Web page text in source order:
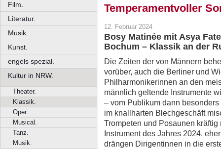
Film.
Literatur.
Musik.
Kunst.
engels spezial.
Kultur in NRW.
Theater.
Klassik.
Oper.
Musical.
Tanz.
Musik.
Temperamentvoller
12. Februar 2024
Bosy Matinée mit Asya
Bochum – Klassik an der
Die Zeiten der von Männern
vorüber, auch die Berliner und
Philharmonikerinnen an den
männlich geltende Instrumente
– vom Publikum dann
im knallharten Blechgeschäft
Trompeten und Posaunen kräftig
Instrument des Jahres 2024,
drängen Dirigentinnen in die